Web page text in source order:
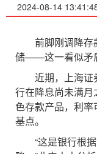
2024-08-14
前脚刚调降存
储——这一看似矛
近期，上海证
行在降息尚未满
色存款产品，利
基点。
“这是银行根据